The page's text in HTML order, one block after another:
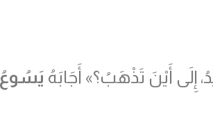
أَيْنَ تَذْهَبُ؟» أَجَابَهُ يَسُوعُ